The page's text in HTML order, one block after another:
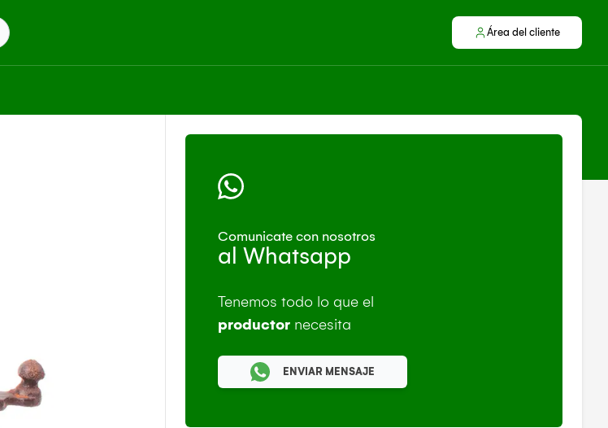
Área del cliente
Comunicate con nosotros
al Whatsapp
Tenemos todo lo que el
productor necesita
ENVIAR MENSAJE